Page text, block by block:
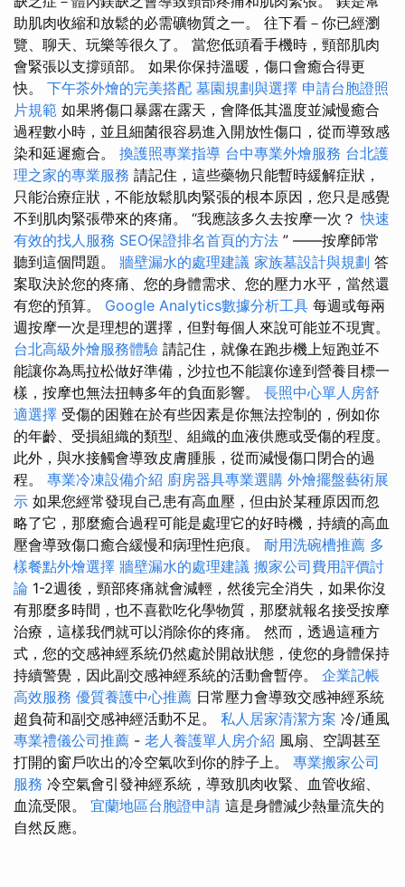
助肌肉收縮和放鬆的必需礦物質之一。 往下看－你已經瀏
覽、聊天、玩樂等很久了。 當您低頭看手機時，頸部肌肉
會緊張以支撐頭部。 如果你保持溫暖，傷口會癒合得更
快。 下午茶外燴的完美搭配 墓園規劃與選擇 申請台胞證照
片規範 如果將傷口暴露在露天，會降低其溫度並減慢癒合
過程數小時，並且細菌很容易進入開放性傷口，從而導致感
染和延遲癒合。 換護照專業指導 台中專業外燴服務 台北護
理之家的專業服務 請記住，這些藥物只能暫時緩解症狀，
只能治療症狀，不能放鬆肌肉緊張的根本原因，您只是感覺
不到肌肉緊張帶來的疼痛。 “我應該多久去按摩一次？快速
有效的找人服務 SEO保證排名首頁的方法 ” ——按摩師常
聽到這個問題。 牆壁漏水的處理建議 家族墓設計與規劃 答
案取決於您的疼痛、您的身體需求、您的壓力水平，當然還
有您的預算。 Google Analytics數據分析工具 每週或每兩
週按摩一次是理想的選擇，但對每個人來說可能並不現實。
台北高級外燴服務體驗 請記住，就像在跑步機上短跑並不
能讓你為馬拉松做好準備，沙拉也不能讓你達到營養目標一
樣，按摩也無法扭轉多年的負面影響。 長照中心單人房舒
適選擇 受傷的困難在於有些因素是你無法控制的，例如你
的年齡、受損組織的類型、組織的血液供應或受傷的程度。
此外，與水接觸會導致皮膚腫脹，從而減慢傷口閉合的過
程。 專業冷凍設備介紹 廚房器具專業選購 外燴擺盤藝術展
示 如果您經常發現自己患有高血壓，但由於某種原因而忽
略了它，那麼癒合過程可能是處理它的好時機，持續的高血
壓會導致傷口癒合緩慢和病理性疤痕。 耐用洗碗槽推薦 多
樣餐點外燴選擇 牆壁漏水的處理建議 搬家公司費用評價討
論 1-2週後，頸部疼痛就會減輕，然後完全消失，如果你沒
有那麼多時間，也不喜歡吃化學物質，那麼就報名接受按摩
治療，這樣我們就可以消除你的疼痛。 然而，透過這種方
式，您的交感神經系統仍然處於開啟狀態，使您的身體保持
持續警覺，因此副交感神經系統的活動會暫停。 企業記帳
高效服務 優質養護中心推薦 日常壓力會導致交感神經系統
超負荷和副交感神經活動不足。 私人居家清潔方案 冷/通風
專業禮儀公司推薦 - 老人養護單人房介紹 風扇、空調甚至
打開的窗戶吹出的冷空氣吹到你的脖子上。 專業搬家公司
服務 冷空氣會引發神經系統，導致肌肉收緊、血管收縮、
血流受限。 宜蘭地區台胞證申請 這是身體減少熱量流失的
自然反應。